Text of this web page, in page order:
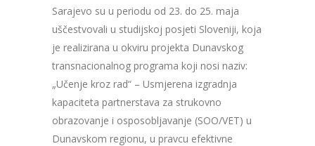
Sarajevo su u periodu od 23. do 25. maja
uščestvovali u studijskoj posjeti Sloveniji, koja
je realizirana u okviru projekta Dunavskog
transnacionalnog programa koji nosi naziv:
„Učenje kroz rad“ – Usmjerena izgradnja
kapaciteta partnerstava za strukovno
obrazovanje i osposobljavanje (SOO/VET) u
Dunavskom regionu, u pravcu efektivne